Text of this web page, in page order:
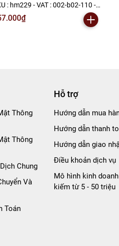
: hm229 - VAT : 002-b02-110 -
B1-S9
Thông
Thông
Chung
Và
Toán
Hỗ trợ
Hướng dẫn mua
Hướng dẫn thanh
Hướng dẫn giao
Điều khoản dịch vụ
Mô hình kinh
kiếm từ 5 - 50 triệu